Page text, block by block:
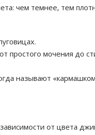
чем темнее, тем
простого мочения до
называют
от цвета